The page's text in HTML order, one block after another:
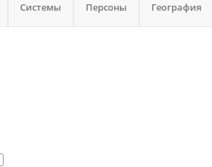
Системы Персоны География